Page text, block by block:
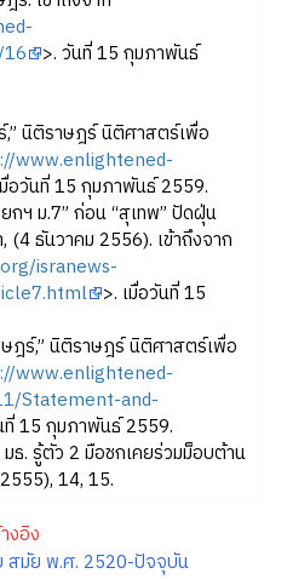
>. วันที่ 15 กุมภาพันธ์
นิติราษฎร์ นิติศาสตร์เพื่อ
www.enlightened-
อวันที่ 15 กุมภาพันธ์ 2559.
กฯ ม.7” ก่อน “สุเทพ” ปัดฝุ่น
(4 ธันวาคม 2556). เข้าถึงจาก
isranews-
>. เมื่อวันที่ 15
ฎร์,” นิติราษฎร์ นิติศาสตร์เพื่อ
www.enlightened-
Statement-and-
ที่ 15 กุมภาพันธ์ 2559.
มธ. รู้ตัว 2 มือชกเคยร่วมม็อบต้าน
14, 15.
งอิง
สมัย พ.ศ. 2520-ปัจจุบัน